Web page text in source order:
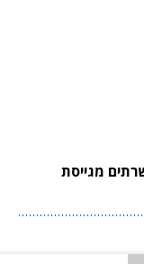
מגייסת